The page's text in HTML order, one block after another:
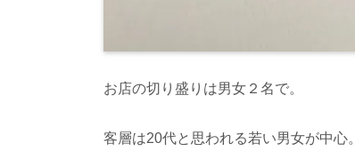
お店の切り盛りは男女２名で。
客層は20代と思われる若い男女が中心。